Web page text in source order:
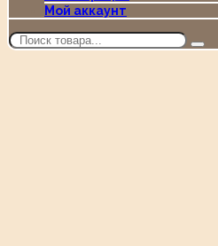
Мой аккаунт